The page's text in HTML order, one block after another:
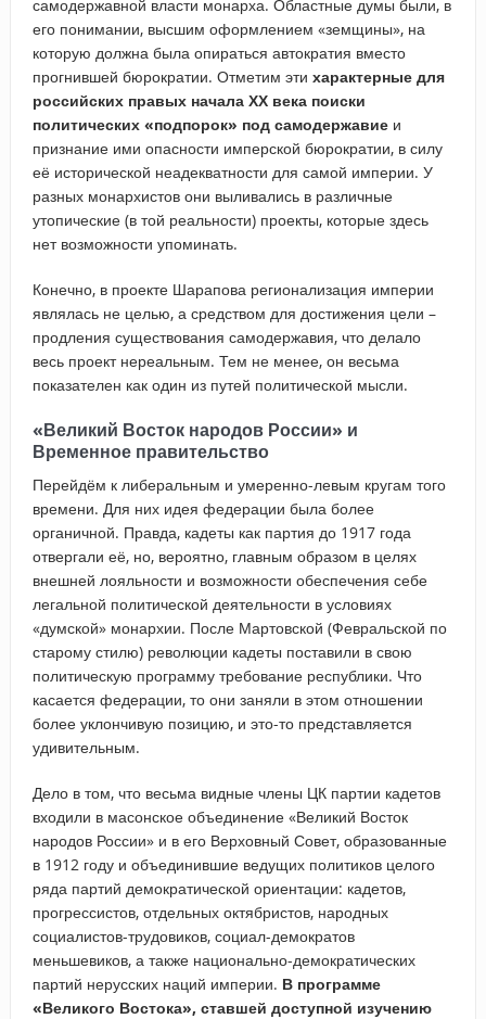
самодержавной власти монарха. Областные думы были, в
его понимании, высшим оформлением «земщины», на
которую должна была опираться автократия вместо
прогнившей бюрократии. Отметим эти характерные для
российских правых начала ХХ века поиски
политических «подпорок» под самодержавиеи
признание ими опасности имперской бюрократии, в силу
её исторической неадекватности для самой империи. У
разных монархистов они выливались в различные
утопические (в той реальности) проекты, которые здесь
нет возможности упоминать.
Конечно, в проекте Шарапова регионализация империи
являлась не целью, а средством для достижения цели –
продления существования самодержавия, что делало
весь проект нереальным. Тем не менее, он весьма
показателен как один из путей политической мысли.
«Великий Восток народов России» и
Временное правительство
Перейдём к либеральным и умеренно-левым кругам того
времени. Для них идея федерации была более
органичной. Правда, кадеты как партия до 1917 года
отвергали её, но, вероятно, главным образом в целях
внешней лояльности и возможности обеспечения себе
легальной политической деятельности в условиях
«думской» монархии. После Мартовской (Февральской по
старому стилю) революции кадеты поставили в свою
политическую программу требование республики. Что
касается федерации, то они заняли в этом отношении
более уклончивую позицию, и это-то представляется
удивительным.
Дело в том, что весьма видные члены ЦК партии кадетов
входили в масонское объединение «Великий Восток
народов России» и в его Верховный Совет, образованные
в 1912 году и объединившие ведущих политиков целого
ряда партий демократической ориентации: кадетов,
прогрессистов, отдельных октябристов, народных
социалистов-трудовиков, социал-демократов
меньшевиков, а также национально-демократических
партий нерусских наций империи. В программе
«Великого Востока», ставшей доступной изучению